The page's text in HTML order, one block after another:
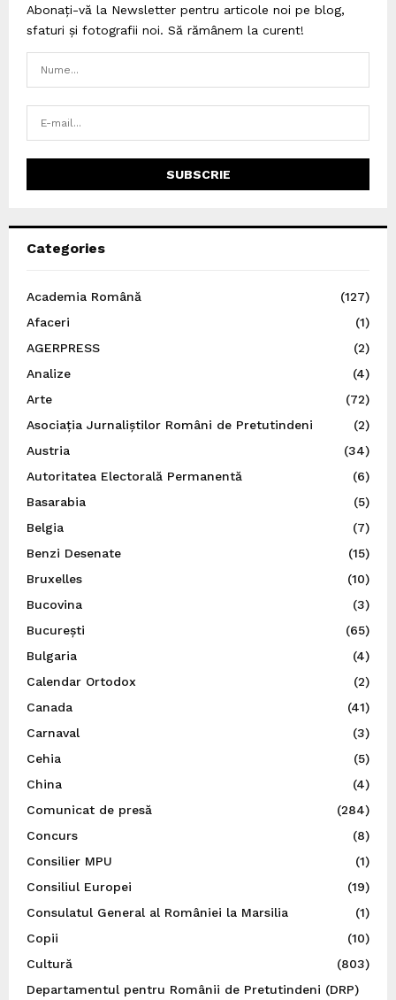
Abonați-vă la Newsletter pentru articole noi pe blog,
sfaturi și fotografii noi. Să rămânem la curent!
Categories
Academia Română
(127)
Afaceri
(1)
AGERPRESS
(2)
Analize
(4)
Arte
(72)
Asociația Jurnaliștilor Români de Pretutindeni
(2)
Austria
(34)
Autoritatea Electorală Permanentă
(6)
Basarabia
(5)
Belgia
(7)
Benzi Desenate
(15)
Bruxelles
(10)
Bucovina
(3)
București
(65)
Bulgaria
(4)
Calendar Ortodox
(2)
Canada
(41)
Carnaval
(3)
Cehia
(5)
China
(4)
Comunicat de presă
(284)
Concurs
(8)
Consilier MPU
(1)
Consiliul Europei
(19)
Consulatul General al României la Marsilia
(1)
Copii
(10)
Cultură
(803)
Departamentul pentru Românii de Pretutindeni (DRP)